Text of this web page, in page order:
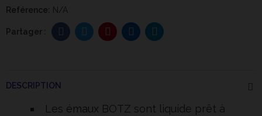
Reférence: N/A
DESCRIPTION
Les émaux BOTZ sont liquide prêt à